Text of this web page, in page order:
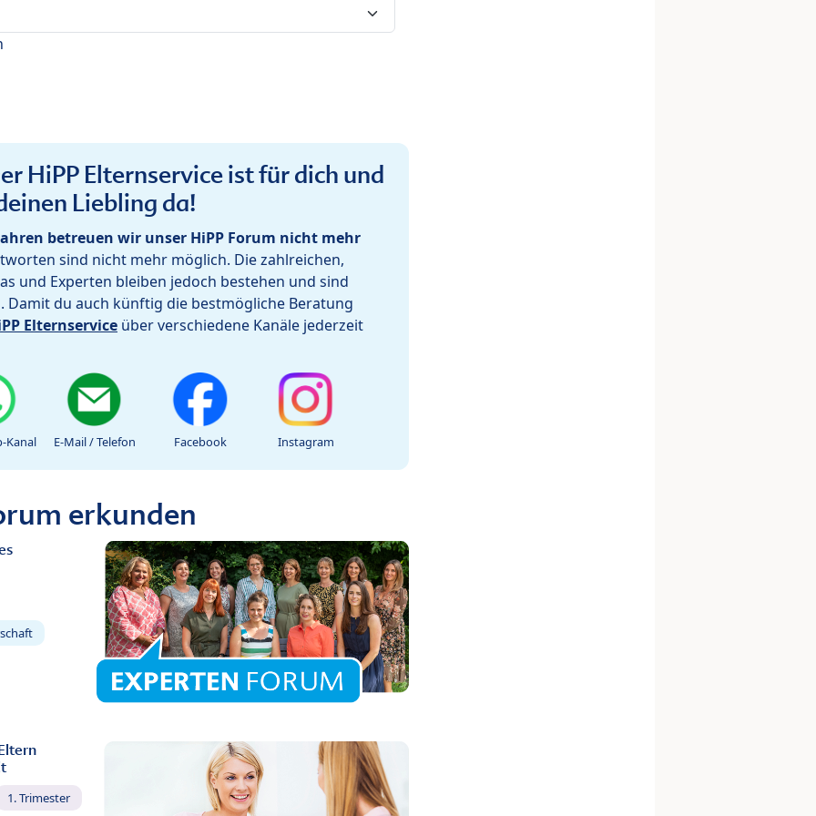
HiPP Elternservice ist für dich und
Liebling da!
betreuen wir unser HiPP Forum nicht mehr
sind nicht mehr möglich. Die zahlreichen,
und Experten bleiben jedoch bestehen und sind
du auch künftig die bestmögliche Beratung
Elternservice über verschiedene Kanäle jederzeit
Kanal E-Mail / Telefon Facebook Instagram
erkunden
1. Trimester